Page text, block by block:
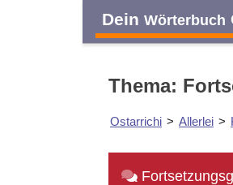
Dein Wörterbuch
Thema:
Ostarrichi > Allerlei >